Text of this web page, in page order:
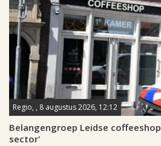
Regio, , 8 augustus 2026, 12:12
Belangengroep Leidse
sector'